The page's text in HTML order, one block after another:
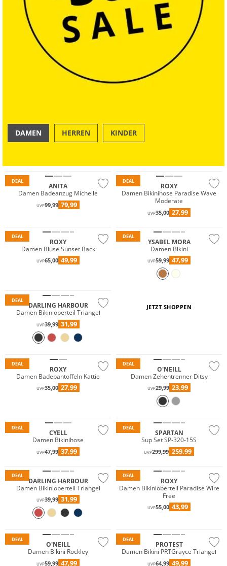
DAMEN HERREN KINDER
DEAL
ANITA
Damen Badeanzug Michelle
UVP99,99 79,99
DEAL
ROXY
Damen Bikinihose Paradise Wave
Moderate
UVP35,00 27,99
DEAL
ROXY
Damen Bluse Sunset Back
UVP65,00 49,99
DEAL
YSABEL MORA
Damen Bikini
UVP59,99 47,99
DEAL
DARLING HARBOUR
Damen Bikinioberteil Triangel
UVP39,99 31,99
JETZT SHOPPEN
DEAL
ROXY
Damen Badepantoffeln Kattie
UVP35,00 27,99
DEAL
O'NEILL
Damen Zehentrenner Ditsy
UVP29,99 23,99
DEAL
CYELL
Damen Bikinihose
UVP47,99 37,99
DEAL
SPARTAN
Sup Set SP-320-15S
UVP299,99 259,99
DEAL
Mix & Match
Preis & Wert
DARLING HARBOUR
Damen Bikinioberteil Triangel
UVP39,99 31,99
DEAL
Mix & Match
ROXY
Damen Bikinioberteil Paradise Wire
Free
UVP55,00 43,99
DEAL
O'NEILL
Damen Bikini Rockley
UVP59,99 47,99
DEAL
PROTEST
Damen Bikini PRTGrayce Triangel
UVP64,99 49,99